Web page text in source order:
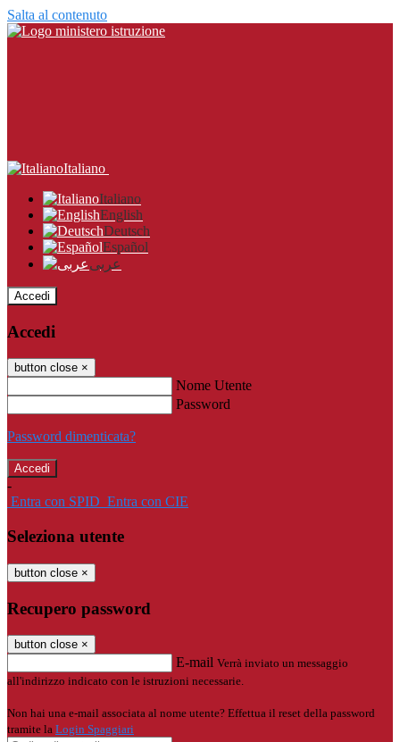
Salta al contenuto
Italiano
Italiano
English
Deutsch
Español
عربى
Accedi
Accedi
button close ×
Nome Utente
Password
Password dimenticata?
-
Entra con SPID Entra con CIE
Seleziona utente
button close ×
Recupero password
button close ×
E-mail Verrà inviato un messaggio
all'indirizzo indicato con le istruzioni necessarie.
Non hai una e-mail associata al nome utente? Effettua il reset della password
tramite la Login Spaggiari